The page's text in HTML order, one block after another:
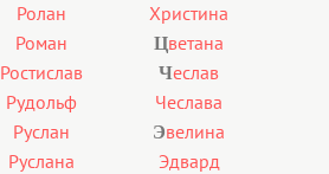
Ролан
Роман
Ростислав
Рудольф
Руслан
Руслана
Христина
Цветана
Чеслав
Чеслава
Эвелина
Эдвард